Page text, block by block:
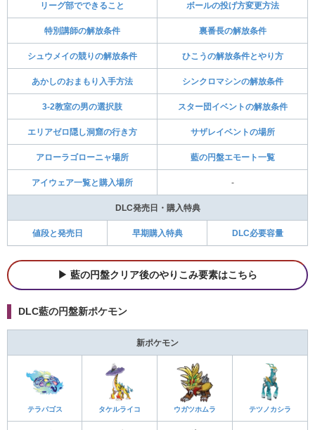
リーグ部でできること ボールの投げ方変更方法
特別講師の解放条件 裏番長の解放条件
シュウメイの競りの解放条件 ひこうの解放条件とやり方
あかしのおまもり入手方法 シンクロマシンの解放条件
3-2教室の男の選択肢 スター団イベントの解放条件
エリアゼロ隠し洞窟の行き方 サザレイベントの場所
アローラゴローニャ場所 藍の円盤エモート一覧
アイウェア一覧と購入場所 -
DLC発売日・購入特典
値段と発売日 早期購入特典 DLC必要容量
藍の円盤クリア後のやりこみ要素はこちら
DLC藍の円盤新ポケモン
新ポケモン
テラパゴス タケルライコ ウガツホムラ テツノカシラ